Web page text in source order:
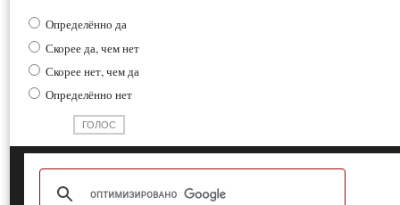
Определённо да
Скорее да, чем нет
Скорее нет, чем да
Определённо нет